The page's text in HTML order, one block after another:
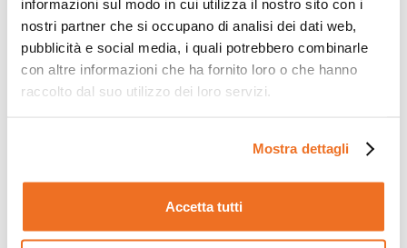
informazioni sul modo in cui utilizza il nostro sito con i
nostri partner che si occupano di analisi dei dati web,
pubblicità e social media, i quali potrebbero combinarle
con altre informazioni che ha fornito loro o che hanno
raccolto dal suo utilizzo dei loro servizi.
Mostra dettagli
Accetta tutti